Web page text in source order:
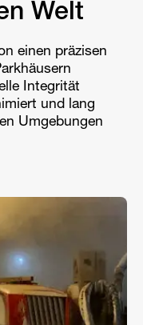
Welt
einen präzisen
Integrität
und lang
Umgebungen